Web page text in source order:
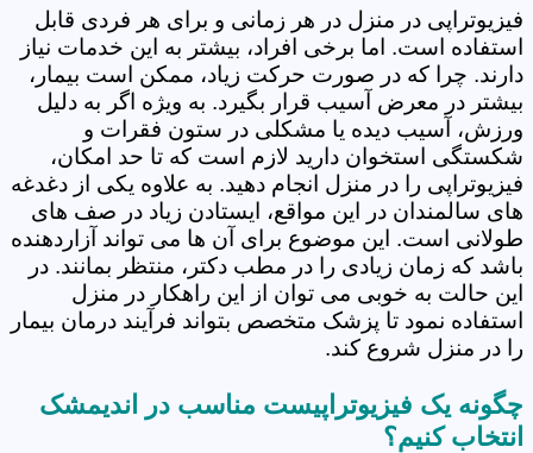
فیزیوتراپی در منزل در هر زمانی و برای هر فردی قابل
استفاده است. اما برخی افراد، بیشتر به این خدمات نیاز
دارند. چرا که در صورت حرکت زیاد، ممکن است بیمار،
بیشتر در معرض آسیب قرار بگیرد. به ویژه اگر به دلیل
ورزش، آسیب دیده یا مشکلی در ستون فقرات و
شکستگی استخوان دارید لازم است که تا حد امکان،
فیزیوتراپی را در منزل انجام دهید. به علاوه یکی از دغدغه
های سالمندان در این مواقع، ایستادن زیاد در صف های
طولانی است. این موضوع برای آن ها می تواند آزاردهنده
باشد که زمان زیادی را در مطب دکتر، منتظر بمانند. در
این حالت به خوبی می توان از این راهکار در منزل
استفاده نمود تا پزشک متخصص بتواند فرآیند درمان بیمار
را در منزل شروع کند.
چگونه یک فیزیوتراپیست مناسب در اندیمشک
انتخاب کنیم؟